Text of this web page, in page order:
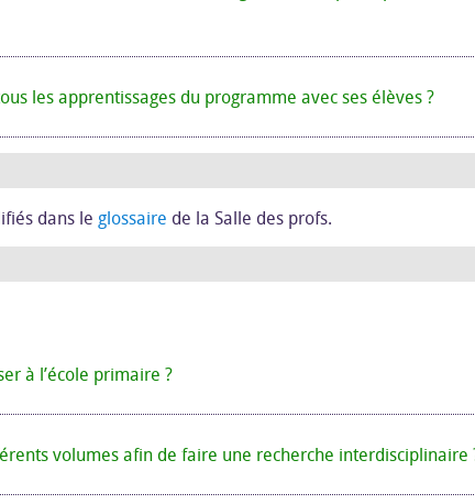
les apprentissages du programme avec ses élèves ?
dans le glossaire de la Salle des profs.
à l’école primaire ?
volumes afin de faire une recherche interdisciplinaire